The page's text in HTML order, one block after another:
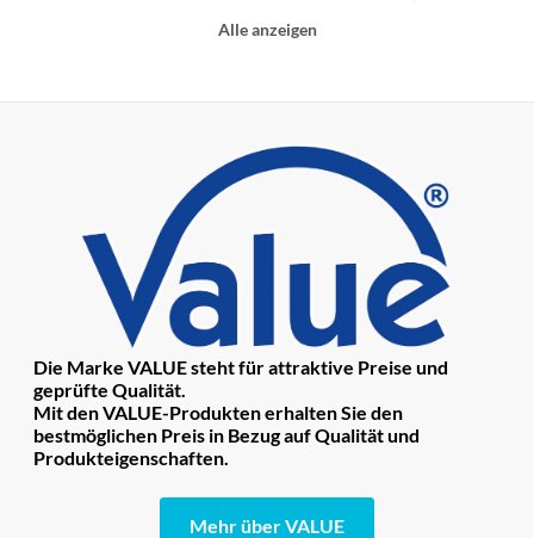
Alle anzeigen
Die Marke VALUE steht für attraktive Preise und
geprüfte Qualität.
Mit den VALUE-Produkten erhalten Sie den
bestmöglichen Preis in Bezug auf Qualität und
Produkteigenschaften.
Mehr über VALUE